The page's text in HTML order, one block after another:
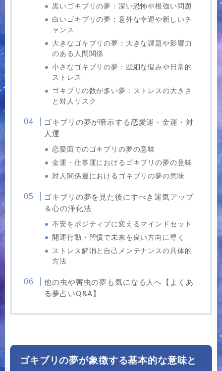
黒いゴキブリの夢：深い恐怖や根強い問題
白いゴキブリの夢：意外な幸運や新しいチ
ャンス
大きなゴキブリの夢：大きな課題や影響力
のある人間関係
小さなゴキブリの夢：些細な悩みや日常的
ストレス
ゴキブリの数が多い夢：ストレスの大きさ
と対人リスク
ゴキブリの夢が暗示する恋愛運・金運・対
人運
恋愛面でのゴキブリの夢の意味
金運・仕事運におけるゴキブリの夢の意味
対人関係運におけるゴキブリの夢の意味
ゴキブリの夢を見た後にすべき運気アップ
＆心の浄化法
不安をポジティブに変えるマインドセット
開運行動・習慣で未来を良い方向に導く
ストレス解消と自己メンテナンスの具体的
方法
他の虫や害虫の夢も気になる人へ【よくあ
る夢占いQ&A】
ゴキブリの夢が象徴する基本的な意味と